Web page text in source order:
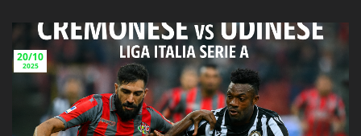
20/10
2025